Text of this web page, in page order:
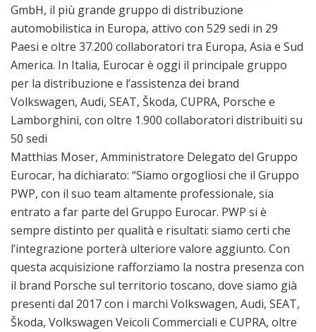
GmbH, il più grande gruppo di distribuzione
automobilistica in Europa, attivo con 529 sedi in 29
Paesi e oltre 37.200 collaboratori tra Europa, Asia e Sud
America. In Italia, Eurocar è oggi il principale gruppo
per la distribuzione e l’assistenza dei brand
Volkswagen, Audi, SEAT, Škoda, CUPRA, Porsche e
Lamborghini, con oltre 1.900 collaboratori distribuiti su
50 sedi
Matthias Moser, Amministratore Delegato del Gruppo
Eurocar, ha dichiarato: “Siamo orgogliosi che il Gruppo
PWP, con il suo team altamente professionale, sia
entrato a far parte del Gruppo Eurocar. PWP si è
sempre distinto per qualità e risultati: siamo certi che
l’integrazione porterà ulteriore valore aggiunto. Con
questa acquisizione rafforziamo la nostra presenza con
il brand Porsche sul territorio toscano, dove siamo già
presenti dal 2017 con i marchi Volkswagen, Audi, SEAT,
Škoda, Volkswagen Veicoli Commerciali e CUPRA, oltre